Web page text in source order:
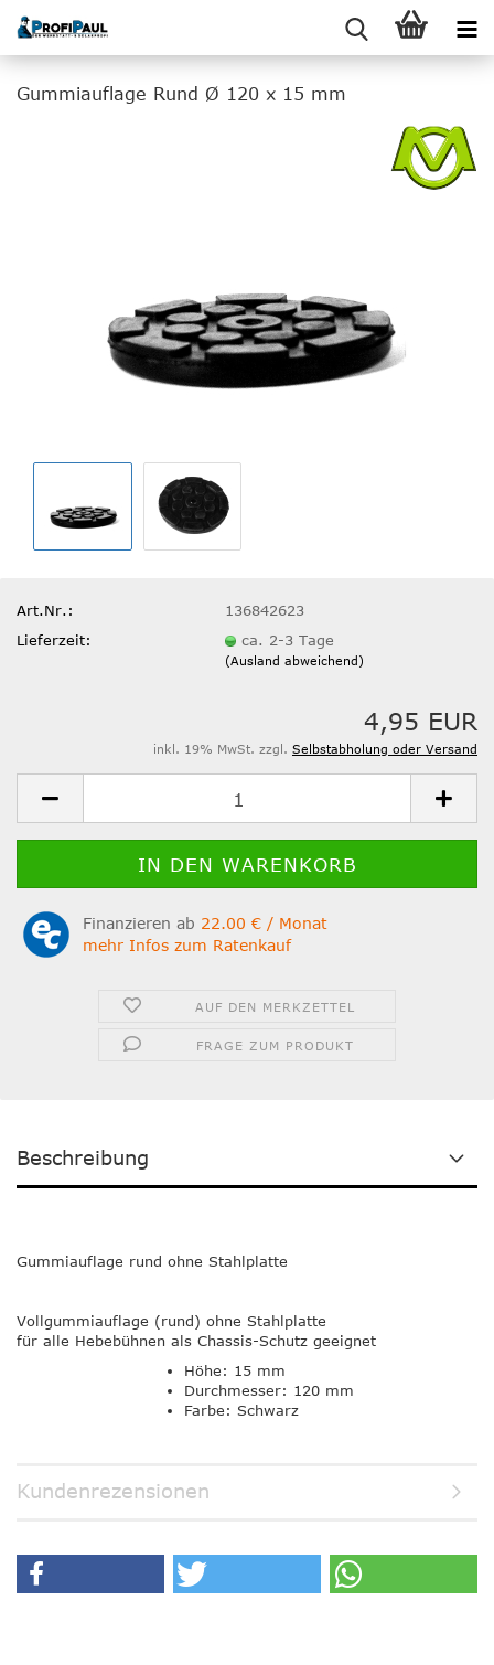
Gummiauflage Rund Ø 120 x 15 mm
Art.Nr.:
136842623
Lieferzeit:
ca. 2-3 Tage
(Ausland abweichend)
4,95 EUR
inkl. 19% MwSt. zzgl. Selbstabholung oder Versand
Finanzieren ab 22.00 € / Monat
mehr Infos zum Ratenkauf
AUF DEN MERKZETTEL
FRAGE ZUM PRODUKT
Beschreibung
Gummiauflage rund ohne Stahlplatte
Vollgummiauflage (rund) ohne Stahlplatte
für alle Hebebühnen als Chassis-Schutz geeignet
Höhe: 15 mm
Durchmesser: 120 mm
Farbe: Schwarz
Kundenrezensionen